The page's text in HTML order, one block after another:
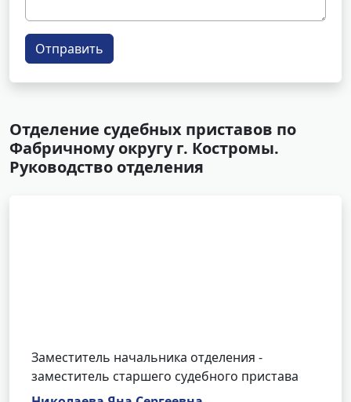
Отправить
Отделение судебных приставов по
Фабричному округу г. Костромы.
Руководство отделения
Заместитель начальника отделения -
заместитель старшего судебного пристава